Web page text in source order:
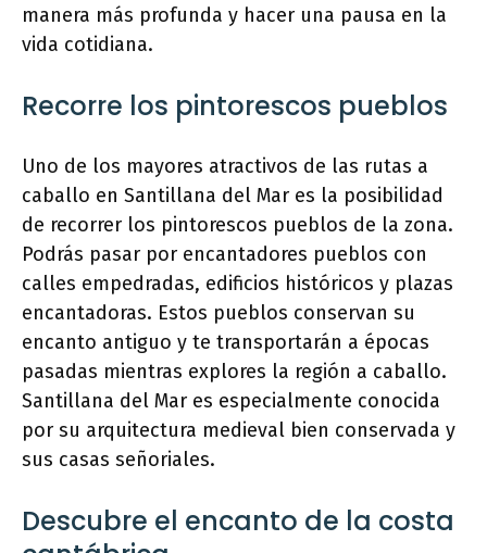
manera más profunda y hacer una pausa en la
vida cotidiana.
Recorre los pintorescos pueblos
Uno de los mayores atractivos de las rutas a
caballo en Santillana del Mar es la posibilidad
de recorrer los pintorescos pueblos de la zona.
Podrás pasar por encantadores pueblos con
calles empedradas, edificios históricos y plazas
encantadoras. Estos pueblos conservan su
encanto antiguo y te transportarán a épocas
pasadas mientras explores la región a caballo.
Santillana del Mar es especialmente conocida
por su arquitectura medieval bien conservada y
sus casas señoriales.
Descubre el encanto de la costa